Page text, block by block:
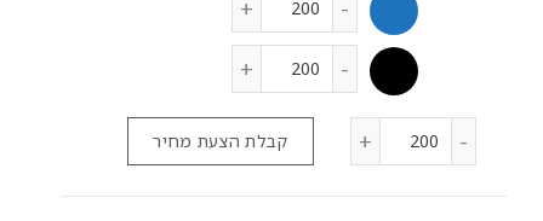
קבלת הצעת מחיר